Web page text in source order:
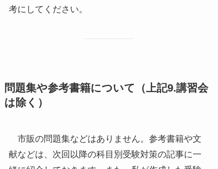
考にしてください。
問題集や参考書籍について （上記9.講習会
は除く）
市販の問題集などはありません。参考書籍や文
献などは、次回以降の科目別受験対策の記事に一